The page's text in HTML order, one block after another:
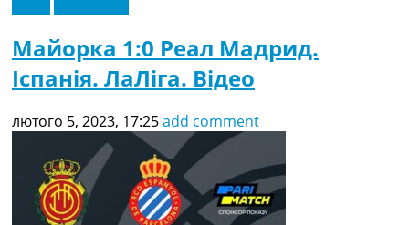
Майорка 1:0 Реал Мадрид.
Іспанія. ЛаЛіга. Відео
лютого 5, 2023, 17:25add comment